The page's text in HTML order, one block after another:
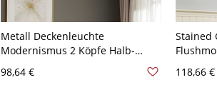
Metall Deckenleuchte
Modernismus 2 Köpfe Halb-
Schwarz - Schwarz 110V-120V
98,64 €
Stained
Brass
with
118,66 €